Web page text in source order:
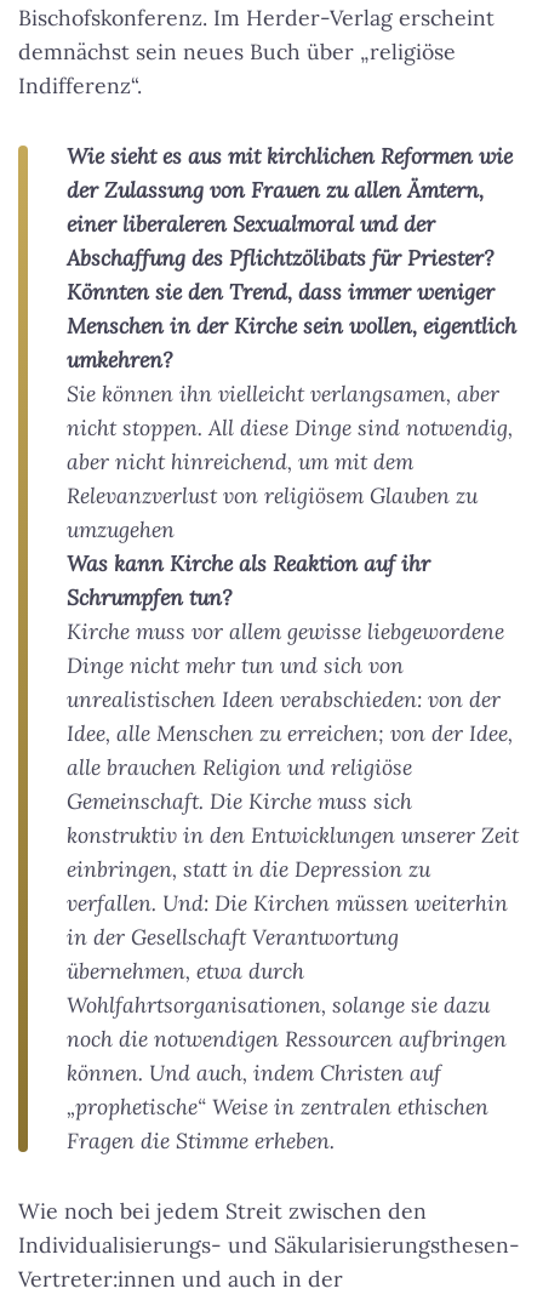
Bischofskonferenz. Im Herder-Verlag erscheint
demnächst sein neues Buch über „religiöse
Indifferenz“.
Wie sieht es aus mit kirchlichen Reformen wie
der Zulassung von Frauen zu allen Ämtern,
einer liberaleren Sexualmoral und der
Abschaffung des Pflichtzölibats für Priester?
Könnten sie den Trend, dass immer weniger
Menschen in der Kirche sein wollen, eigentlich
umkehren?
Sie können ihn vielleicht verlangsamen, aber
nicht stoppen. All diese Dinge sind notwendig,
aber nicht hinreichend, um mit dem
Relevanzverlust von religiösem Glauben zu
umzugehen
Was kann Kirche als Reaktion auf ihr
Schrumpfen tun?
Kirche muss vor allem gewisse liebgewordene
Dinge nicht mehr tun und sich von
unrealistischen Ideen verabschieden: von der
Idee, alle Menschen zu erreichen; von der Idee,
alle brauchen Religion und religiöse
Gemeinschaft. Die Kirche muss sich
konstruktiv in den Entwicklungen unserer Zeit
einbringen, statt in die Depression zu
verfallen. Und: Die Kirchen müssen weiterhin
in der Gesellschaft Verantwortung
übernehmen, etwa durch
Wohlfahrtsorganisationen, solange sie dazu
noch die notwendigen Ressourcen aufbringen
können. Und auch, indem Christen auf
„prophetische“ Weise in zentralen ethischen
Fragen die Stimme erheben.
Wie noch bei jedem Streit zwischen den
Individualisierungs- und Säkularisierungsthesen-
Vertreter:innen und auch in der